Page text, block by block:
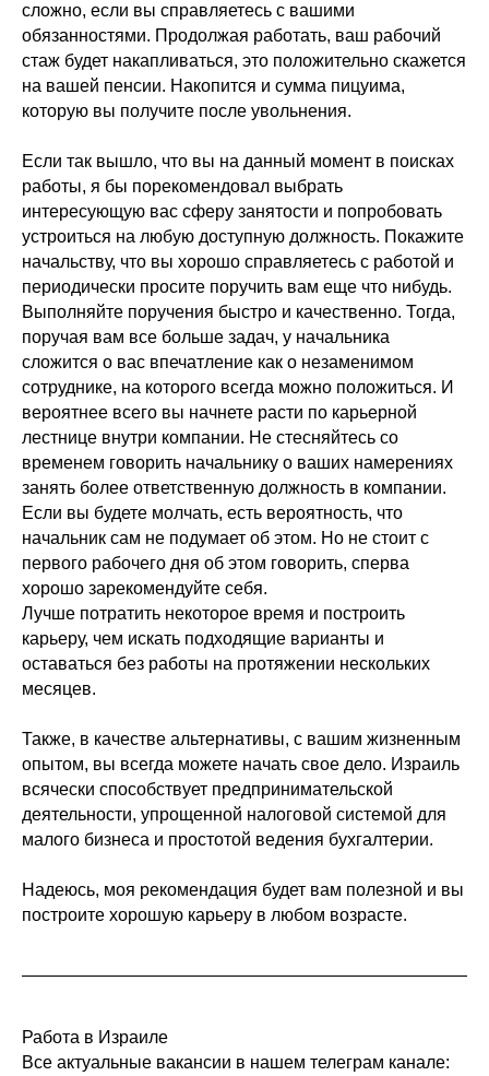
сложно, если вы справляетесь с вашими
обязанностями. Продолжая работать, ваш рабочий
стаж будет накапливаться, это положительно скажется
на вашей пенсии. Накопится и сумма пицуима,
которую вы получите после увольнения.
Если так вышло, что вы на данный момент в поисках
работы, я бы порекомендовал выбрать
интересующую вас сферу занятости и попробовать
устроиться на любую доступную должность. Покажите
начальству, что вы хорошо справляетесь с работой и
периодически просите поручить вам еще что нибудь.
Выполняйте поручения быстро и качественно. Тогда,
поручая вам все больше задач, у начальника
сложится о вас впечатление как о незаменимом
сотруднике, на которого всегда можно положиться. И
вероятнее всего вы начнете расти по карьерной
лестнице внутри компании. Не стесняйтесь со
временем говорить начальнику о ваших намерениях
занять более ответственную должность в компании.
Если вы будете молчать, есть вероятность, что
начальник сам не подумает об этом. Но не стоит с
первого рабочего дня об этом говорить, сперва
хорошо зарекомендуйте себя.
Лучше потратить некоторое время и построить
карьеру, чем искать подходящие варианты и
оставаться без работы на протяжении нескольких
месяцев.
Также, в качестве альтернативы, с вашим жизненным
опытом, вы всегда можете начать свое дело. Израиль
всячески способствует предпринимательской
деятельности, упрощенной налоговой системой для
малого бизнеса и простотой ведения бухгалтерии.
Надеюсь, моя рекомендация будет вам полезной и вы
построите хорошую карьеру в любом возрасте.
Работа в Израиле
Все актуальные вакансии в нашем телеграм канале: